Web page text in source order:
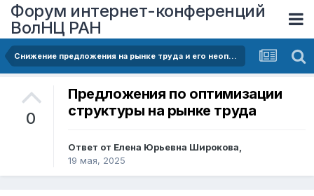
Форум интернет-конференций
ВолНЦ РАН
Снижение предложения на рынке труда и его неоптимальная структура как причины дефицита кадров
0
Предложения по оптимизации
структуры на рынке труда
Ответ от Елена Юрьевна Широкова,
19 мая, 2025